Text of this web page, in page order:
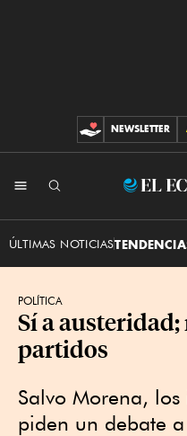
CONTRIBUCIONES
NEWSLETTER
ÚLTIMAS NOTICIAS
POLÍTICA
Sí a
partidos
Salvo Morena,
piden un debate